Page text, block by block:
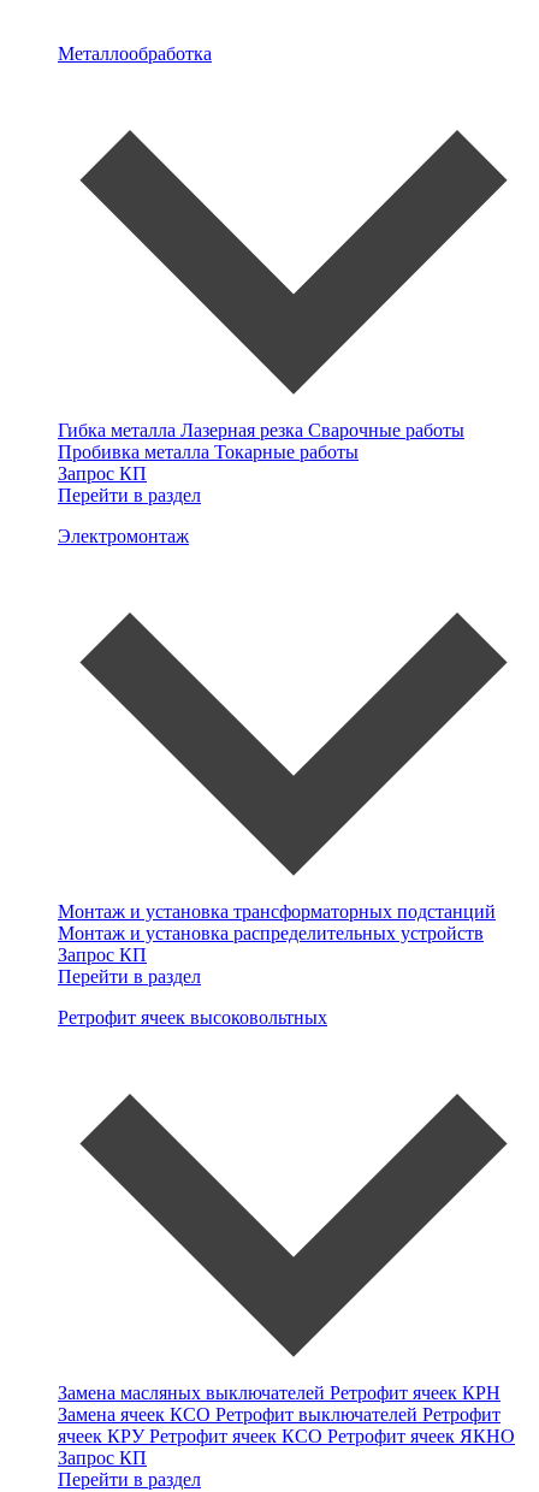
Металлообработка
Гибка металла Лазерная резка Сварочные работы
Пробивка металла Токарные работы
Запрос КП
Перейти в раздел
Электромонтаж
Монтаж и установка трансформаторных подстанций
Монтаж и установка распределительных устройств
Запрос КП
Перейти в раздел
Ретрофит ячеек высоковольтных
Замена масляных выключателей Ретрофит ячеек КРН
Замена ячеек КСО Ретрофит выключателей Ретрофит
ячеек КРУРетрофит ячеек КСО Ретрофит ячеек ЯКНО
Запрос КП
Перейти в раздел